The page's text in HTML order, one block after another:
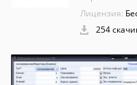
Лицензия:
254